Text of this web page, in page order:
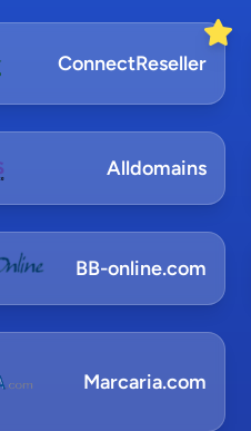
ConnectReseller
Alldomains
BB-online.com
Marcaria.com